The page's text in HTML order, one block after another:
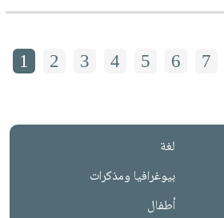
1 2 3 4 5 6 7
لغة
بيوغرافيا ومذكرات
أطفال